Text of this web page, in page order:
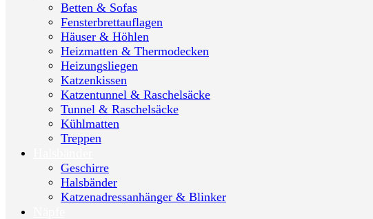
Betten & Sofas
Fensterbrettauflagen
Häuser & Höhlen
Heizmatten & Thermodecken
Heizungsliegen
Katzenkissen
Katzentunnel & Raschelsäcke
Tunnel & Raschelsäcke
Kühlmatten
Treppen
Geschirre
Halsbänder
Katzenadressanhänger & Blinker